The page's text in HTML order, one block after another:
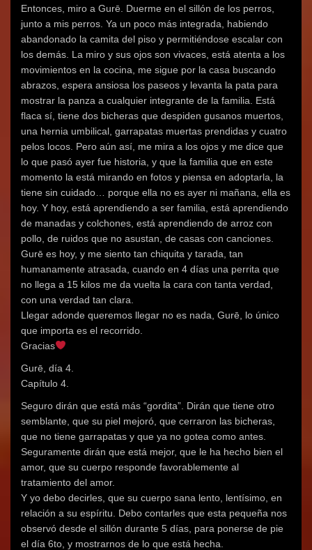
Entonces, miro a Gurē. Duerme en el sillón de los perros,
junto a mis perros. Ya un poco más integrada, habiendo
abandonado la camita del piso y permitiéndose escalar con
los demás. La miro y sus ojos son vivaces, está atenta a los
movimientos en la cocina, me sigue por la casa buscando
abrazos, espera ansiosa los paseos y levanta la pata para
mostrar la panza a cualquier integrante de la familia. Está
flaca sí, tiene dos bicheras que despiden gusanos muertos,
una hernia umbilical, garrapatas muertas prendidas y cuatro
pelos locos. Pero aún así, me mira a los ojos y me dice que
lo que pasó ayer fue historia, y que la familia que en este
momento la está mirando en fotos y piensa en adoptarla, la
tiene sin cuidado… porque ella no es ayer ni mañana, ella es
hoy. Y hoy, está aprendiendo a ser familia, está aprendiendo
de manadas y colchones, está aprendiendo de arroz con
pollo, de ruidos que no asustan, de casas con canciones.
Gurē es hoy, y me siento tan chiquita y tarada, tan
humanamente atrasada, cuando en 4 días una perrita que
no llega a 15 kilos me da vuelta la cara con tanta verdad,
con una verdad tan clara.
Llegar adonde queremos llegar no es nada, Gurē, lo único
que importa es el recorrido.
Gracias
Gurē, día 4.
Capítulo 4.
Seguro dirán que está más “gordita”. Dirán que tiene otro
semblante, que su piel mejoró, que cerraron las bicheras,
que no tiene garrapatas y que ya no gotea como antes.
Seguramente dirán que está mejor, que le ha hecho bien el
amor, que su cuerpo responde favorablemente al
tratamiento del amor.
Y yo debo decirles, que su cuerpo sana lento, lentísimo, en
relación a su espíritu. Debo contarles que esta pequeña nos
observó desde el sillón durante 5 días, para ponerse de pie
el día 6to, y mostrarnos de lo que está hecha.